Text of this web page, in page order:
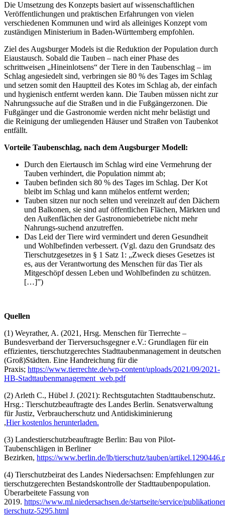
Die Umsetzung des Konzepts basiert auf wissenschaftlichen
Veröffentlichungen und praktischen Erfahrungen von vielen
verschiedenen Kommunen und wird als alleiniges Konzept vom
zuständigen Ministerium in Baden-Württemberg empfohlen.
Ziel des Augsburger Models ist die Reduktion der Population durch
Eiaustausch. Sobald die Tauben – nach einer Phase des
schrittweisen „Hineinlotsens“ der Tiere in den Taubenschlag – im
Schlag angesiedelt sind, verbringen sie 80 % des Tages im Schlag
und setzen somit den Hauptteil des Kotes im Schlag ab, der einfach
und hygienisch entfernt werden kann. Die Tauben müssen nicht zur
Nahrungssuche auf die Straßen und in die Fußgängerzonen. Die
Fußgänger und die Gastronomie werden nicht mehr belästigt und
die Reinigung der umliegenden Häuser und Straßen von Taubenkot
entfällt.
Vorteile Taubenschlag, nach dem Augsburger Modell:
Durch den Eiertausch im Schlag wird eine Vermehrung der
Tauben verhindert, die Population nimmt ab;
Tauben befinden sich 80 % des Tages im Schlag. Der Kot
bleibt im Schlag und kann mühelos entfernt werden;
Tauben sitzen nur noch selten und vereinzelt auf den Dächern
und Balkonen, sie sind auf öffentlichen Flächen, Märkten und
den Außenflächen der Gastronomiebetriebe nicht mehr
Nahrungs-suchend anzutreffen.
Das Leid der Tiere wird vermindert und deren Gesundheit
und Wohlbefinden verbessert. (Vgl. dazu den Grundsatz des
Tierschutzgesetzes in § 1 Satz 1: „Zweck dieses Gesetzes ist
es, aus der Verantwortung des Menschen für das Tier als
Mitgeschöpf dessen Leben und Wohlbefinden zu schützen.
[…]”)
Quellen
(1) Weyrather, A. (2021, Hrsg. Menschen für Tierrechte –
Bundesverband der Tierversuchsgegner e.V.: Grundlagen für ein
effizientes, tierschutzgerechtes Stadttaubenmanagement in deutschen
(Groß)Städten. Eine Handreichung für die
Praxis; https://www.tierrechte.de/wp-content/uploads/2021/09/2021-
HB-Stadttaubenmanagement_web.pdf
(2) Arleth C., Hübel J. (2021): Rechtsgutachten Stadttaubenschutz.
Hrsg.: Tierschutzbeauftragte des Landes Berlin. Senatsverwaltung
für Justiz, Verbraucherschutz und Antidiskiminierung
,Hier kostenlos herunterladen.
(3) Landestierschutzbeauftragte Berlin: Bau von Pilot-
Taubenschlägen in Berliner
Bezirken, https://www.berlin.de/lb/tierschutz/tauben/
(4) Tierschutzbeirat des Landes Niedersachsen: Empfehlungen zur
tierschutzgerechten Bestandskontrolle der Stadttaubenpopulation.
Überarbeitete Fassung von
2019. https://www.ml.niedersachsen.de/startseite/service/
tierschutz-5295.html